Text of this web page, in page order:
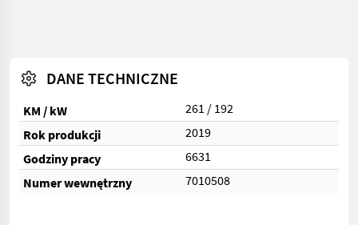
DANE TECHNICZNE
KM / kW
261 / 192
Rok produkcji
2019
Godziny pracy
6631
Numer wewnętrzny
7010508